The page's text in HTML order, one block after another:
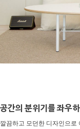
공간의 분위기를 좌우
깔끔하고 모던한 디자인으로